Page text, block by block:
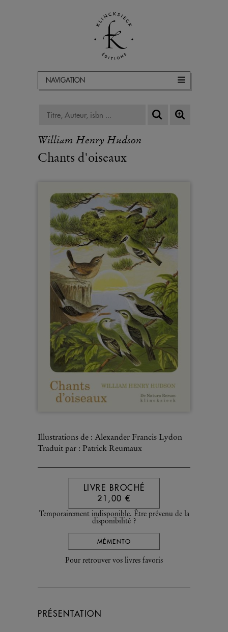
NAVIGATION
William Henry Hudson
Chants d'oiseaux
Illustrations de : Alexander Francis Lydon
Traduit par : Patrick Reumaux
LIVRE BROCHÉ
21,00 €
Temporairement indisponible. Être prévenu de la
disponibilité ?
MÉMENTO
Pour retrouver vos livres favoris
PRÉSENTATION